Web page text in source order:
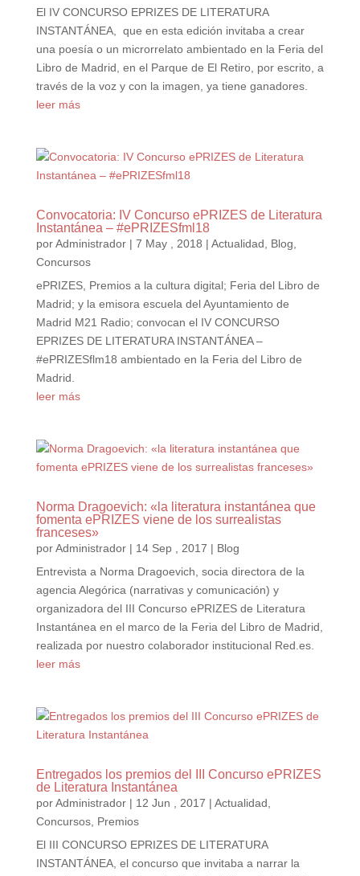
El IV CONCURSO EPRIZES DE LITERATURA
INSTANTÁNEA, que en esta edición invitaba a crear
una poesía o un microrrelato ambientado en la Feria del
Libro de Madrid, en el Parque de El Retiro, por escrito, a
través de la voz y con la imagen, ya tiene ganadores.
leer más
Convocatoria: IV Concurso ePRIZES de Literatura
Instantánea – #ePRIZESfml18
porAdministrador| 7 May , 2018 | Actualidad Blog
Concursos
ePRIZES, Premios a la cultura digital; Feria del Libro de
Madrid; y la emisora escuela del Ayuntamiento de
Madrid M21 Radio; convocan el IV CONCURSO
EPRIZES DE LITERATURA INSTANTÁNEA –
#ePRIZESflm18 ambientado en la Feria del Libro de
Madrid.
leer más
Norma Dragoevich: «la literatura instantánea que
fomenta ePRIZES viene de los surrealistas
franceses»
porAdministrador| 14 Sep , 2017 | Blog
Entrevista a Norma Dragoevich, socia directora de la
agencia Alegórica (narrativas y comunicación) y
organizadora del III Concurso ePRIZES de Literatura
Instantánea en el marco de la Feria del Libro de Madrid,
realizada por nuestro colaborador institucional Red.es.
leer más
Entregados los premios del III Concurso ePRIZES
de Literatura Instantánea
porAdministrador| 12 Jun , 2017 | Actualidad
Concursos, Premios
El III CONCURSO EPRIZES DE LITERATURA
INSTANTÁNEA, el concurso que invitaba a narrar la